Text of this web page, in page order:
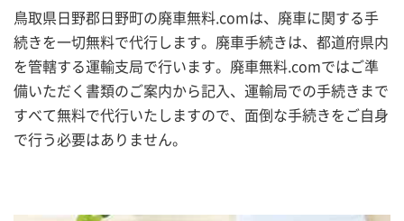
鳥取県日野郡日野町の廃車無料.comは、廃車に関する手
続きを一切無料で代行します。廃車手続きは、都道府県内
を管轄する運輸支局で行います。廃車無料.comではご準
備いただく書類のご案内から記入、運輸局での手続きまで
すべて無料で代行いたしますので、面倒な手続きをご自身
で行う必要はありません。